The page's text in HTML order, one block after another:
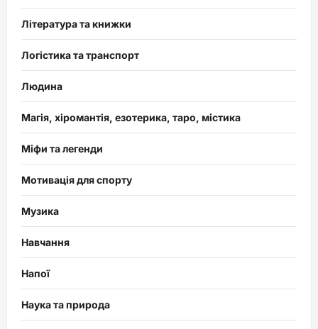
Література та книжки
Логістика та транспорт
Людина
Магія, хіромантія, езотерика, таро, містика
Міфи та легенди
Мотивація для спорту
Музика
Навчання
Напої
Наука та природа